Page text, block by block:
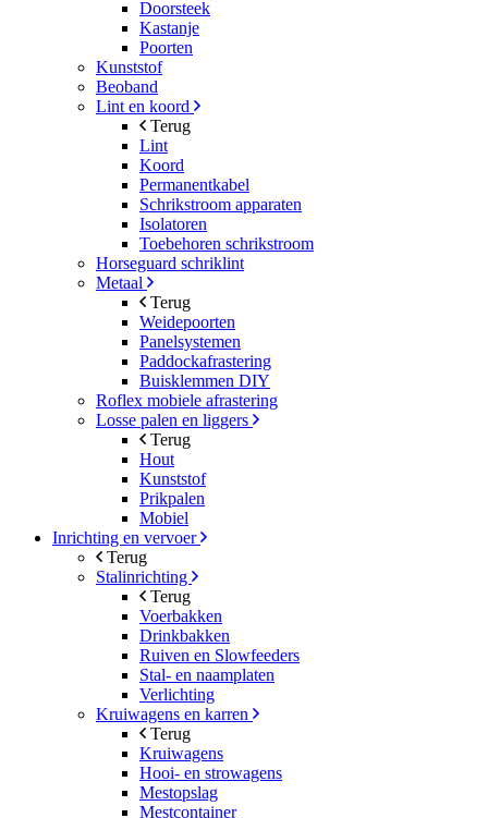
Doorsteek
Kastanje
Poorten
Kunststof
Beoband
Lint en koord
Terug
Lint
Koord
Permanentkabel
Schrikstroom apparaten
Isolatoren
Toebehoren schrikstroom
Horseguard schriklint
Metaal
Terug
Weidepoorten
Panelsystemen
Paddockafrastering
Buisklemmen DIY
Roflex mobiele afrastering
Losse palen en liggers
Terug
Hout
Kunststof
Prikpalen
Mobiel
Inrichting en vervoer
Terug
Stalinrichting
Terug
Voerbakken
Drinkbakken
Ruiven en Slowfeeders
Stal- en naamplaten
Verlichting
Kruiwagens en karren
Terug
Kruiwagens
Hooi- en strowagens
Mestopslag
Mestcontainer